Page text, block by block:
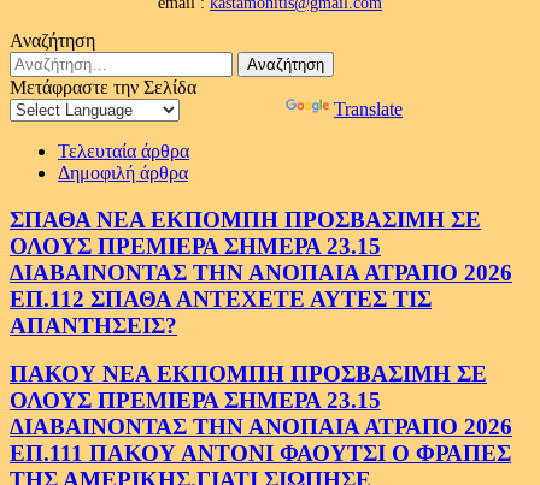
Αναζήτηση
Αναζήτηση
για:
Μετάφραστε την Σελίδα
Translate
Τελευταία άρθρα
Δημοφιλή άρθρα
ΣΠΑΘΑ ΝΕΑ ΕΚΠΟΜΠΗ ΠΡΟΣΒΑΣΙΜΗ ΣΕ
ΟΛΟΥΣ ΠΡΕΜΙΕΡΑ ΣΗΜΕΡΑ 23.15
ΔΙΑΒΑΙΝΟΝΤΑΣ ΤΗΝ ΑΝΟΠΑΙΑ ΑΤΡΑΠΟ 2026
ΕΠ.112 ΣΠΑΘΑ ΑΝΤΕΧΕΤΕ ΑΥΤΕΣ ΤΙΣ
ΑΠΑΝΤΗΣΕΙΣ?
ΠΑΚΟΥ ΝΕΑ ΕΚΠΟΜΠΗ ΠΡΟΣΒΑΣΙΜΗ ΣΕ
ΟΛΟΥΣ ΠΡΕΜΙΕΡΑ ΣΗΜΕΡΑ 23.15
ΔΙΑΒΑΙΝΟΝΤΑΣ ΤΗΝ ΑΝΟΠΑΙΑ ΑΤΡΑΠΟ 2026
ΕΠ.111 ΠΑΚΟΥ ΑΝΤΟΝΙ ΦΑΟΥΤΣΙ Ο ΦΡΑΠΕΣ
ΤΗΣ ΑΜΕΡΙΚΗΣ.ΓΙΑΤΙ ΣΙΩΠΗΣΕ